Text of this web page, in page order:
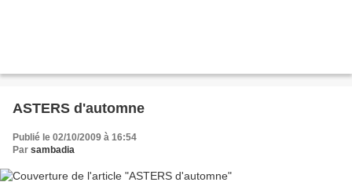
ASTERS d'automne
Publié le 02/10/2009 à 16:54
Par sambadia